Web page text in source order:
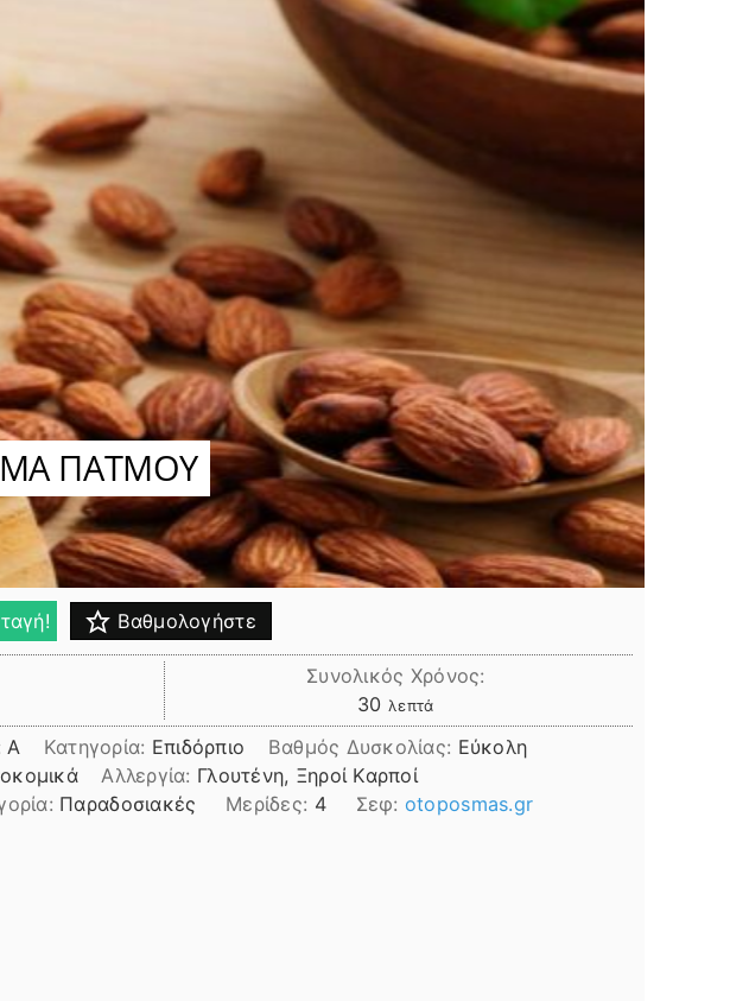
ΠΑΤΜΟΥ
Βαθμολογήστε
Συνολικός Χρόνος:
30 λεπτά
λεπτά
A Κατηγορία: Επιδόρπιο Βαθμός Δυσκολίας: Εύκολη
Αλλεργία: Γλουτένη, Ξηροί Καρποί
Παραδοσιακές Μερίδες: 4 Σεφ: otoposmas.gr